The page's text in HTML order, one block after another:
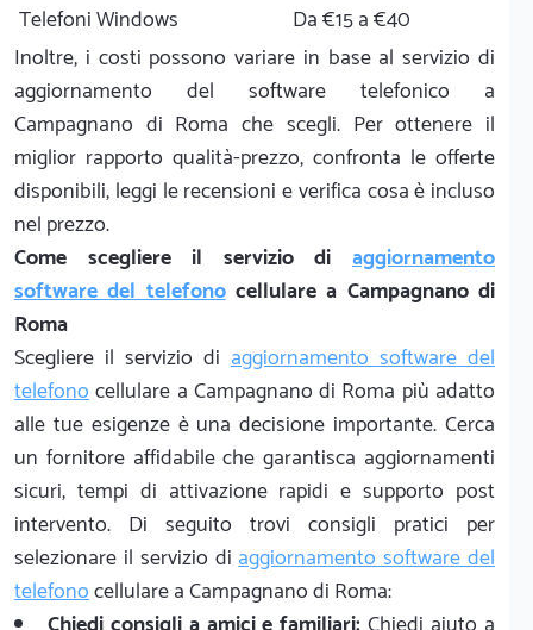
Telefoni Windows
Da €15 a €40
Inoltre, i costi possono variare in base al servizio di
aggiornamento del software telefonico a
Campagnano di Roma che scegli. Per ottenere il
miglior rapporto qualità-prezzo, confronta le offerte
disponibili, leggi le recensioni e verifica cosa è incluso
nel prezzo.
Come scegliere il servizio di aggiornamento
software del telefonocellulare a Campagnano di
Roma
Scegliere il servizio di aggiornamento software del
telefonocellulare a Campagnano di Roma più adatto
alle tue esigenze è una decisione importante. Cerca
un fornitore affidabile che garantisca aggiornamenti
sicuri, tempi di attivazione rapidi e supporto post
intervento. Di seguito trovi consigli pratici per
selezionare il servizio diaggiornamento software del
telefonocellulare a Campagnano di Roma: